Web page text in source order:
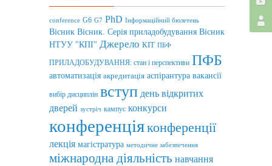
conference G6 G7 PhD Інформаційний бюлетень
Вісник Вісник. Серія приладобудування Вісник
НТУУ "КПІ" Джерело КІТ ПБФ
ПРИЛАДОБУДУВАННЯ: стан і перспективи ПФБ
автоматизація акредитація аспірантура вакансії
вибір дисциплін вступ день відкритих
дверей зустріч кампус конкурси
конференціяконференції
лекція магістратура методичне забезпечення
міжнародна діяльність навчання